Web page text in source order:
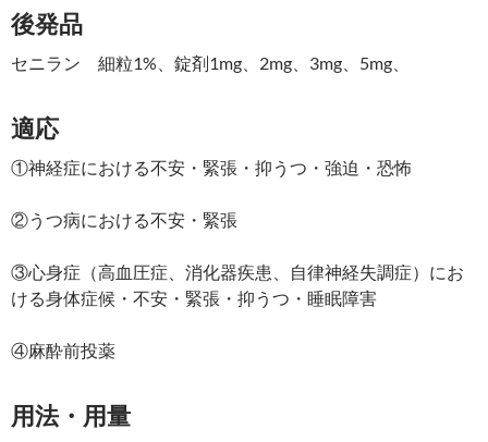
後発品
セニラン 細粒1%、錠剤1mg、2mg、3mg、5mg、
適応
①神経症における不安・緊張・抑うつ・強迫・恐怖
②うつ病における不安・緊張
③心身症（高血圧症、消化器疾患、自律神経失調症）にお
ける身体症候・不安・緊張・抑うつ・睡眠障害
④麻酔前投薬
用法・用量